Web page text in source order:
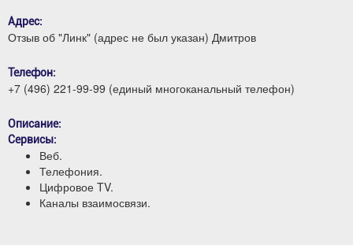
Адрес:
Отзыв об "Линк" (адрес не был указан) Дмитров
Телефон:
+7 (496) 221-99-99 (единый многоканальный телефон)
Описание:
Сервисы:
Веб.
Телефония.
Цифровое TV.
Каналы взаимосвязи.